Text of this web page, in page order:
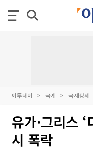
이투데이 국제 국제경제
유가·그리스
시 폭락